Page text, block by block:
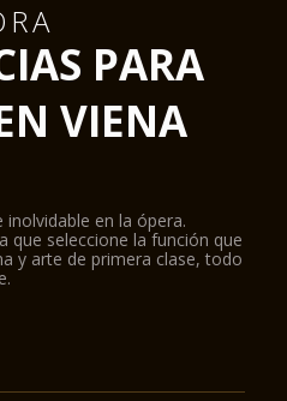
PARA
VIENA
inolvidable en la ópera.
que seleccione la función que
y arte de primera clase, todo